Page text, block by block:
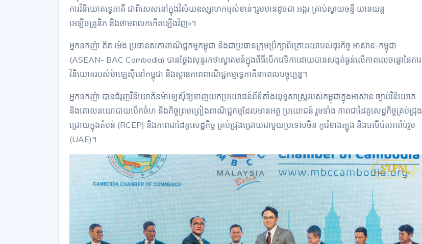
ការវិនិយោគទ្វេភាគី ជាពិសេសនៅក្នុងវិស័យឧស្សាហកម្មសំខាន់ៗរួមមានដូចជា អង្ករ គ្រាប់ស្វាយចន្ទី យានយន្ត
អេឡិចត្រូនិក និងថាមពលកកើតឡើងវិញ»។
អ្នកឧកញ៉ា គិត ម៉េង ប្រធានសភាពាណិជ្ជកម្មកម្ពុជា និងជាប្រធានក្រុមប្រឹក្សាពិគ្រោះយោបល់ធុរកិច្ច អាស៊ាន-កម្ពុជា
(ASEAN- BAC Cambodia) បានថ្លែងសុន្ទរកថាស្វាគមន៍ក្នុងពីធីបើកវេទិកាដោយបានសង្កត់ធ្ងន់លើភាពលេចធ្លោនៃការ
វិនិយោគរបស់ម៉ាឡេស៊ីនៅកម្ពុជា និងស្ថានភាពពាណិជ្ជកម្មទ្វេភាគីនាពេលបច្ចុប្បន្ន។
អ្នកឧកញ៉ា បានជំរុញវិនិយោគិនម៉ាឡេស៊ីឱ្យទាញយកប្រយោជន៍ពីទីតាំងយុទ្ធសាស្ត្ររបស់កម្ពុជាក្នុងអាស៊ាន ច្បាប់វិនិយោគ
និងគោលនយោបាយបើកចំហ និងកិច្ចព្រមព្រៀងពាណិជ្ជកម្មដែលមានអត្ថ ប្រយោជន៍ រួមទាំង ភាពជាដៃគូសេដ្ឋកិច្ចគ្រប់ជ្រុង
ជ្រោយក្នុងតំបន់ (RCEP) និងភាពជាដៃគូសេដ្ឋកិច្ច គ្រប់ជ្រុងជ្រោយជាមួយប្រទេសចិន កូរ៉េខាងត្បូង និងអេមីរ៉េតអារ៉ាប់រួម
(UAE)។